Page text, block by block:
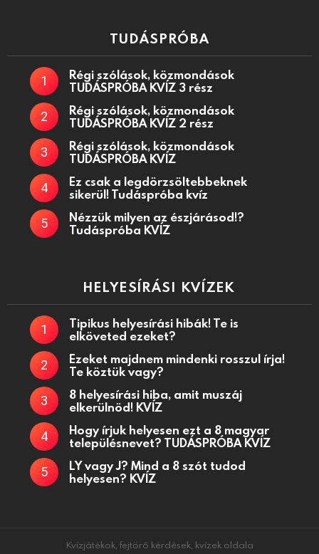
TUDÁSPRÓBA
Régi szólások, közmondások
TUDÁSPRÓBA KVÍZ 3 rész
Régi szólások, közmondások
TUDÁSPRÓBA KVÍZ 2 rész
Régi szólások, közmondások
TUDÁSPRÓBA KVÍZ
Ez csak a legdörzsöltebbeknek
sikerül! Tudáspróba kvíz
Nézzük milyen az észjárásod!?
Tudáspróba KVÍZ
HELYESÍRÁSI KVÍZEK
Tipikus helyesírási hibák! Te is
elköveted ezeket?
Ezeket majdnem mindenki rosszul írja!
Te köztük vagy?
8 helyesírási hiba, amit muszáj
elkerülnöd! KVÍZ
Hogy írjuk helyesen ezt a 8 magyar
településnevet? TUDÁSPRÓBA KVÍZ
LY vagy J? Mind a 8 szót tudod
helyesen? KVÍZ
Kvízjátékok, fejtörő kérdések, kvízek oldala